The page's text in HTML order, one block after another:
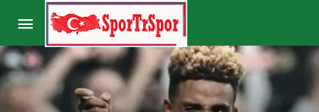
Osayi’nin Fenerbahçe’den sözleşme uzatmak
için istediği ücret belli oldu
Yorum Yap Paylaş